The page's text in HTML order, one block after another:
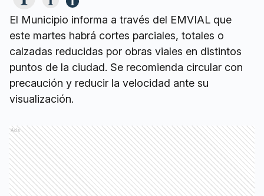
El Municipio informa a través del EMVIAL que
este martes habrá cortes parciales, totales o
calzadas reducidas por obras viales en distintos
puntos de la ciudad. Se recomienda circular con
precaución y reducir la velocidad ante su
visualización.
Ads